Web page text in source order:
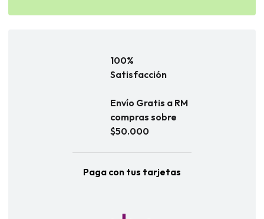
100%
Satisfacción
Envío Gratis a RM
compras sobre
$50.000
Paga con tus tarjetas